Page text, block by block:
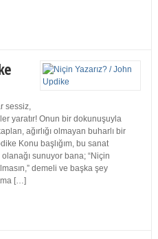
sessiz,
yaratır! Onun bir dokunuşuyla
ağırlığı olmayan buharlı bir
Konu başlığım, bu sanat
sunuyor bana; “Niçin
demeli ve başka şey
[…]